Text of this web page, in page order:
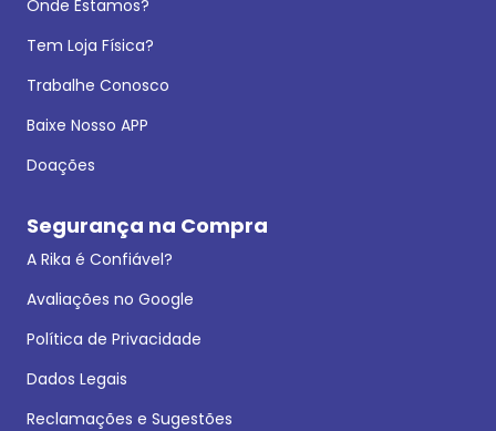
Onde Estamos?
Tem Loja Física?
Trabalhe Conosco
Baixe Nosso APP
Doações
Segurança na Compra
A Rika é Confiável?
Avaliações no Google
Política de Privacidade
Dados Legais
Reclamações e Sugestões